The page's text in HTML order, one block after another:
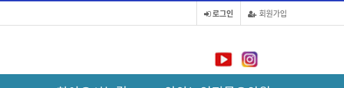
회원가입
로그인